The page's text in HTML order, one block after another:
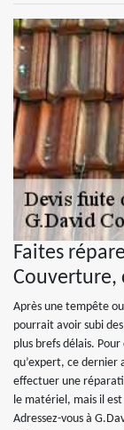
Faites
Après une tempête
pourrait avoir subi
plus brefs délais.
qu’expert, ce dernier
effectuer une
le matériel, mais il
Adressez-vous à